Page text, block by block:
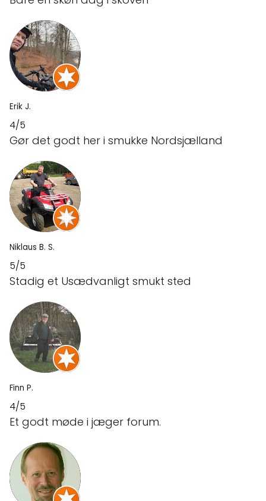
Erik J.
4/5
Gør det godt her i smukke Nordsjælland
Niklaus B. S.
5/5
Stadig et Usædvanligt smukt sted
Finn P.
4/5
Et godt møde i jæger forum.